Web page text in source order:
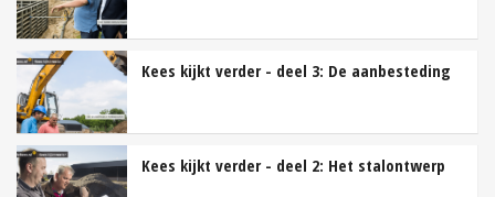
Kees kijkt verder - deel 3: De aanbesteding
Kees kijkt verder - deel 2: Het stalontwerp